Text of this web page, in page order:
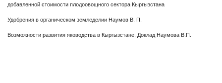
добавленной стоимости плодоовощного сектора Кыргызстана
Удобрения в органическом земледелии Наумов В. П.
Возможности развития яководства в Кыргызстане. Доклад Наумова В.П.